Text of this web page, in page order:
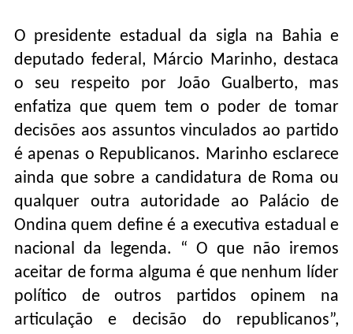
O presidente estadual da sigla na Bahia e
deputado federal, Márcio Marinho, destaca
o seu respeito por João Gualberto, mas
enfatiza que quem tem o poder de tomar
decisões aos assuntos vinculados ao partido
é apenas o Republicanos. Marinho esclarece
ainda que sobre a candidatura de Roma ou
qualquer outra autoridade ao Palácio de
Ondina quem define é a executiva estadual e
nacional da legenda. “ O que não iremos
aceitar de forma alguma é que nenhum líder
político de outros partidos opinem na
articulação e decisão do republicanos”,